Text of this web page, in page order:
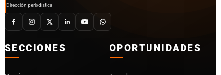
Dirección periodística
SECCIONES OPORTUNIDADES